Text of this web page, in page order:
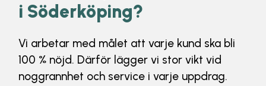
i Söderköping?
Vi arbetar med målet att varje kund ska bli
100 % nöjd. Därför lägger vi stor vikt vid
noggrannhet och service i varje uppdrag.